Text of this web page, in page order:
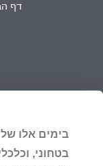
דף
בימים אלו של
בטחוני,